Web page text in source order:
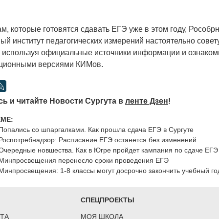
готовятся сдавать ЕГЭ уже в этом году,
институт педагогических измерений настоятельно
используя официальные источники информации и
версиями КИМов.
и читайте Новости Сургута в ленте Дзен!
со шпаргалками. Как прошла сдача ЕГЭ в Сургуте
Расписание ЕГЭ останется без изменений
новшества. Как в Югре пройдет кампания по сдаче
перенесло сроки проведения ЕГЭ
1-8 классы могут досрочно закончить учебный
СПЕЦПРОЕКТЫ
МОЯ ШКОЛА